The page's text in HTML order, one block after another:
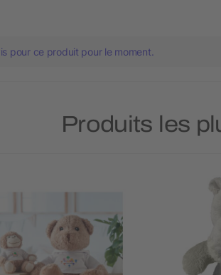
pour ce produit pour le moment.
Produits les